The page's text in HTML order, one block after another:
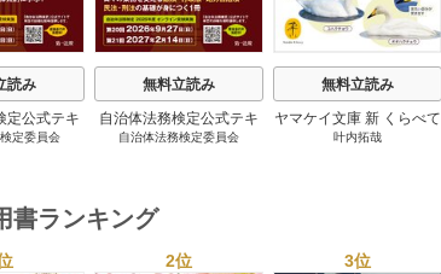
読み
定公式テキ
務編 ２０
定委員会
無料立読み
自治体法務検定公式テキ
スト 基本法務編 ２０
自治体法務検定委員会
無料立読み
ヤマケイ文庫 新 くらべて
わかる野鳥300 1巻
叶内拓哉
書ランキング
2位 3位